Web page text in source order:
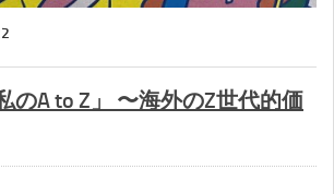
のA to Z」 〜海外のZ世代的価